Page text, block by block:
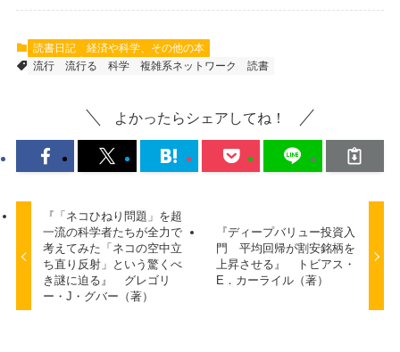
読書日記
経済や科学、その他の本
流行
流行る 科学 複雑系ネットワーク 読書
よかったらシェアしてね！
『「ネコひねり問題」を超
一流の科学者たちが全力で
考えてみた「ネコの空中立
ち直り反射」という驚くべ
き謎に迫る』 グレゴリ
ー・J・グバー（著）
『ディープバリュー投資入
門 平均回帰が割安銘柄を
上昇させる』 トビアス・
E．カーライル（著）